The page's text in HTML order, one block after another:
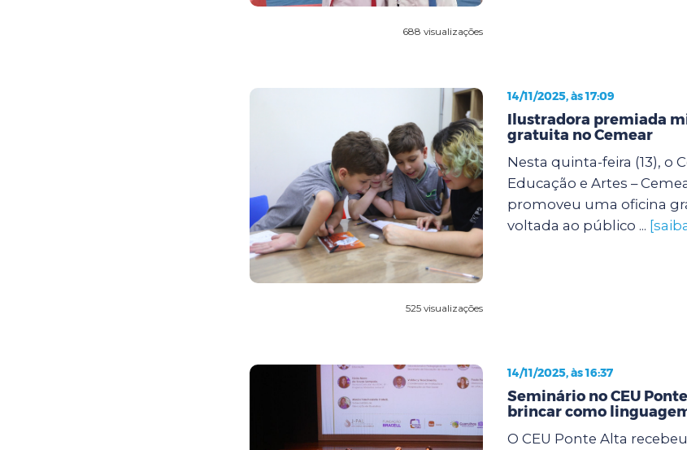
688 visualizações
525 visualizações
14/11/2025, às 17:09
Ilustradora premiada
gratuita no Cemear
Nesta quinta-feira (13), o
Educação e Artes –
promoveu uma oficina
voltada ao público ...
14/11/2025, às 16:37
Seminário no CEU
brincar como
O CEU Ponte Alta